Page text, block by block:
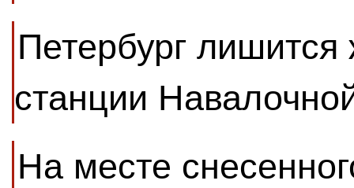
Петербург
станции
На месте